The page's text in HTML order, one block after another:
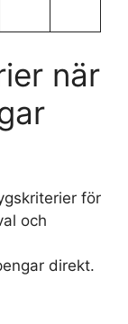
när
för
och
direkt.